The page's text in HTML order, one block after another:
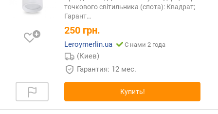
точкового світильника (спота): Квадрат;
Гарант…
250 грн.
Leroymerlin.ua С нами 2 года
(Киев)
Гарантия: 12 мес.
Купить!